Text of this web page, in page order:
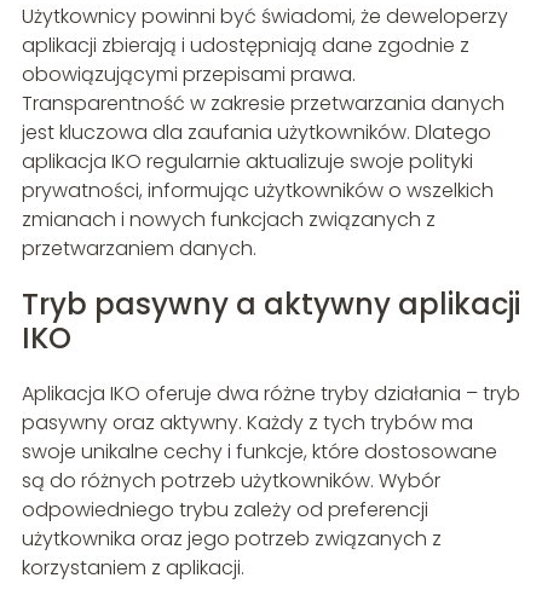
Użytkownicy powinni być świadomi, że deweloperzy
aplikacji zbierają i udostępniają dane zgodnie z
obowiązującymi przepisami prawa.
Transparentność w zakresie przetwarzania danych
jest kluczowa dla zaufania użytkowników. Dlatego
aplikacja IKO regularnie aktualizuje swoje polityki
prywatności, informując użytkowników o wszelkich
zmianach i nowych funkcjach związanych z
przetwarzaniem danych.
Tryb pasywny a aktywny aplikacji
IKO
Aplikacja IKO oferuje dwa różne tryby działania – tryb
pasywny oraz aktywny. Każdy z tych trybów ma
swoje unikalne cechy i funkcje, które dostosowane
są do różnych potrzeb użytkowników. Wybór
odpowiedniego trybu zależy od preferencji
użytkownika oraz jego potrzeb związanych z
korzystaniem z aplikacji.